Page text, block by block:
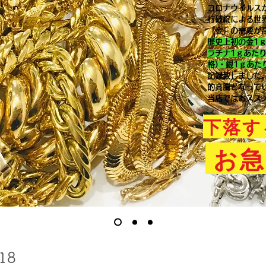
コロナウイルス
行破綻による世
「金」の需要が
歴史上初の金1
ラチナ1ｇあたり
格)・銀1ｇあた
記録致しました
的高騰となって
当店ではおスス
下落
お